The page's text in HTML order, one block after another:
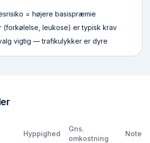
= højere basispræmie
(forkølelse, leukose) er typisk krav
vigtig — trafik­ulykker er dyre
Hyppighed
Gns.
omkostning
Note